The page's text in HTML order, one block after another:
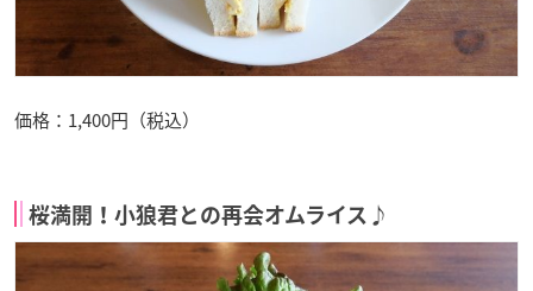
価格：1,400円（税込）
桜満開！小狼君との再会オムライス♪